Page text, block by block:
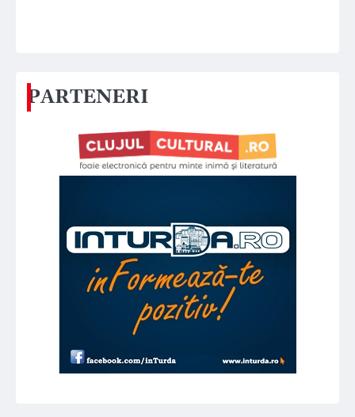
PARTENERI